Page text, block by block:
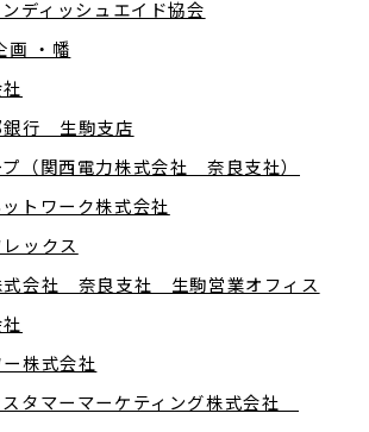
ディッシュエイド協会
画 ・幡
行 生駒支店
プ（関西電力株式会社 奈良支社）
トワーク株式会社
ックス
式会社 奈良支社 生駒営業オフィス
株式会社
タマーマーケティング株式会社